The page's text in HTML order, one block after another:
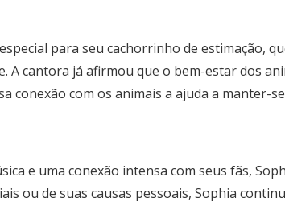
para seu cachorrinho de estimação,
A cantora já afirmou que o bem-estar dos
conexão com os animais a ajuda a manter-
e uma conexão intensa com seus fãs,
ou de suas causas pessoais, Sophia